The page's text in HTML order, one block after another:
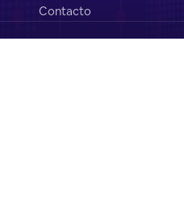
Contacto